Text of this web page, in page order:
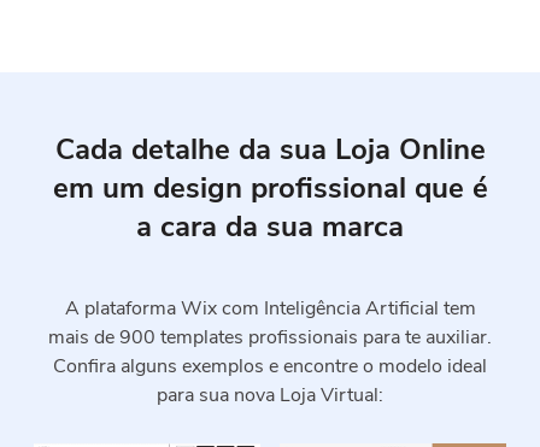
Cada detalhe da sua Loja Online
em um design profissional que é
a cara da sua marca
A plataforma Wix com Inteligência Artificial tem
mais de 900 templates profissionais para te auxiliar.
Confira alguns exemplos e encontre o modelo ideal
para sua nova Loja Virtual: